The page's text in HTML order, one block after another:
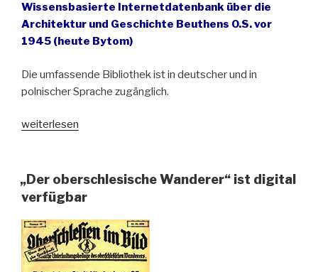
Wissensbasierte Internetdatenbank über die
Architektur und Geschichte Beuthens O.S. vor
1945 (heute Bytom)
Die umfassende Bibliothek ist in deutscher und in
polnischer Sprache zugänglich.
„Die
der
Beuthener
weiterlesen
„Der oberschlesische Wanderer“ ist digital
verfügbar